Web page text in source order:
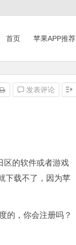
首页 苹果APP推荐
发表评论
区的软件或者游戏
下载不了，因为苹
的，你会注册吗？